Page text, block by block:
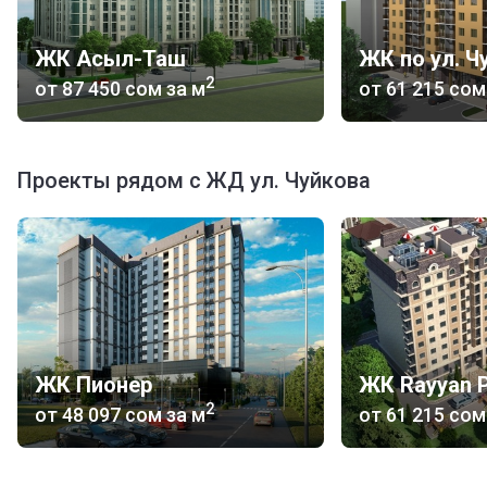
ЖК Асыл-Таш
от‍87 450 сомза м2
ЖК по ул.
от‍61 215 сом
Проекты рядом с ЖД ул. Чуйкова
ЖК Пионер
от‍48 097 сомза м2
ЖК Rayyan
от‍61 215 сом